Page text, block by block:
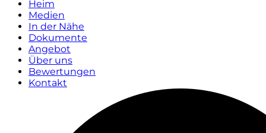
Heim
Medien
In der Nähe
Dokumente
Angebot
Über uns
Bewertungen
Kontakt